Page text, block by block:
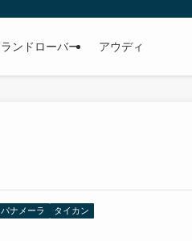
ランドローバー アウディ
パナメーラ タイカン